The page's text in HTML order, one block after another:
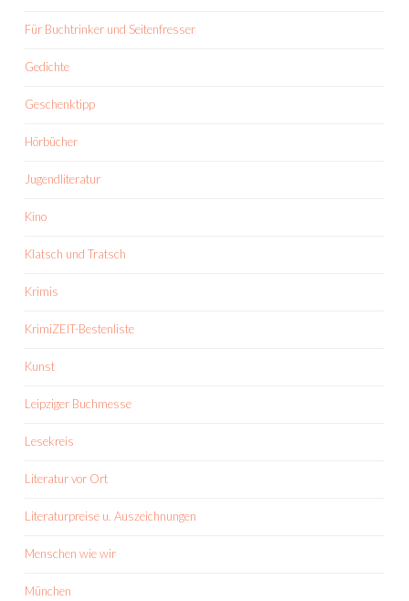
Für Buchtrinker und Seitenfresser
Gedichte
Geschenktipp
Hörbücher
Jugendliteratur
Kino
Klatsch und Tratsch
Krimis
KrimiZEIT-Bestenliste
Kunst
Leipziger Buchmesse
Lesekreis
Literatur vor Ort
Literaturpreise u. Auszeichnungen
Menschen wie wir
München